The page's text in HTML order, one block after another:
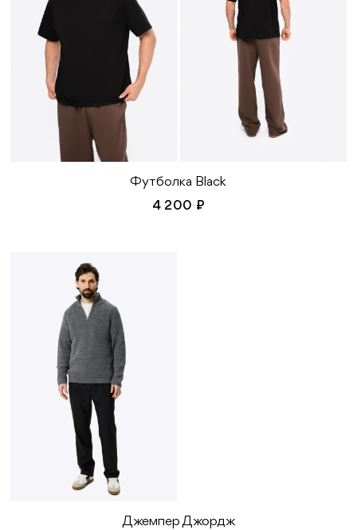
Футболка Black
4 200 ₽
Джемпер Джордж